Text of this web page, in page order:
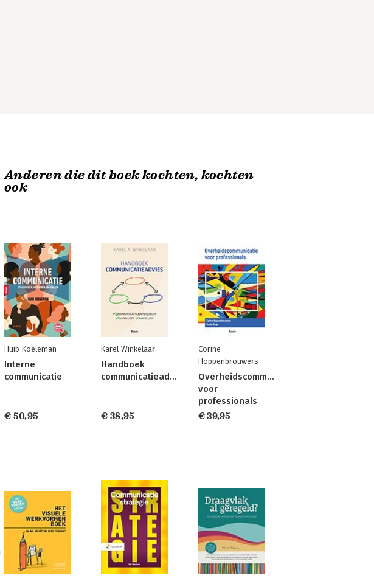
Anderen die dit boek kochten, kochten
ook
Huib Koeleman
Interne
communicatie
€ 50,95
Karel Winkelaar
Handboek
communicatieadvies
€ 38,95
Corine
Hoppenbrouwers
Overheidscommunicatie
voor
professionals
€ 39,95